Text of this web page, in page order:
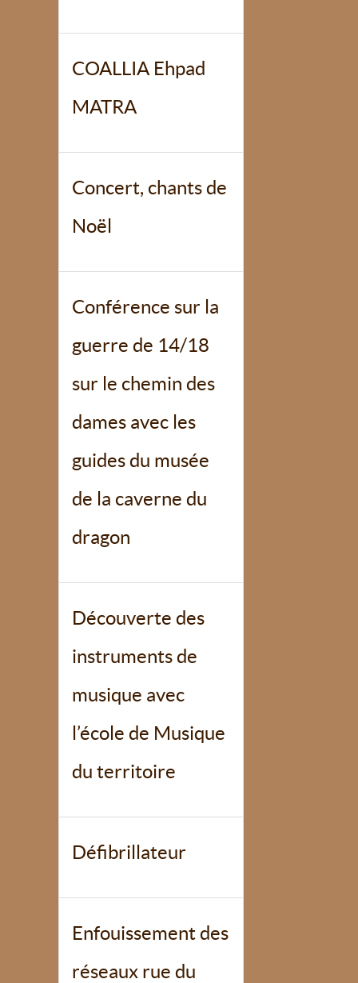
COALLIA Ehpad
MATRA
Concert, chants de
Noël
Conférence sur la
guerre de 14/18
sur le chemin des
dames avec les
guides du musée
de la caverne du
dragon
Découverte des
instruments de
musique avec
l’école de Musique
du territoire
Défibrillateur
Enfouissement des
réseaux rue du